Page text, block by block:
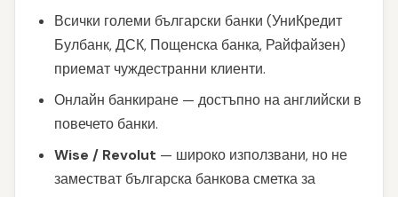
Всички големи български банки (УниКредит
Булбанк, ДСК, Пощенска банка, Райфайзен)
приемат чуждестранни клиенти.
Онлайн банкиране — достъпно на английски в
повечето банки.
Wise / Revolut — широко използвани, но не
заместват българска банкова сметка за